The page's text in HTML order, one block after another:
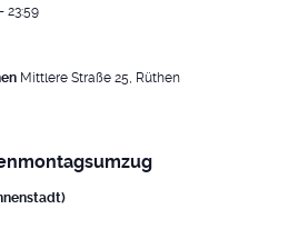
23:59
Mittlere Straße 25, Rüthen